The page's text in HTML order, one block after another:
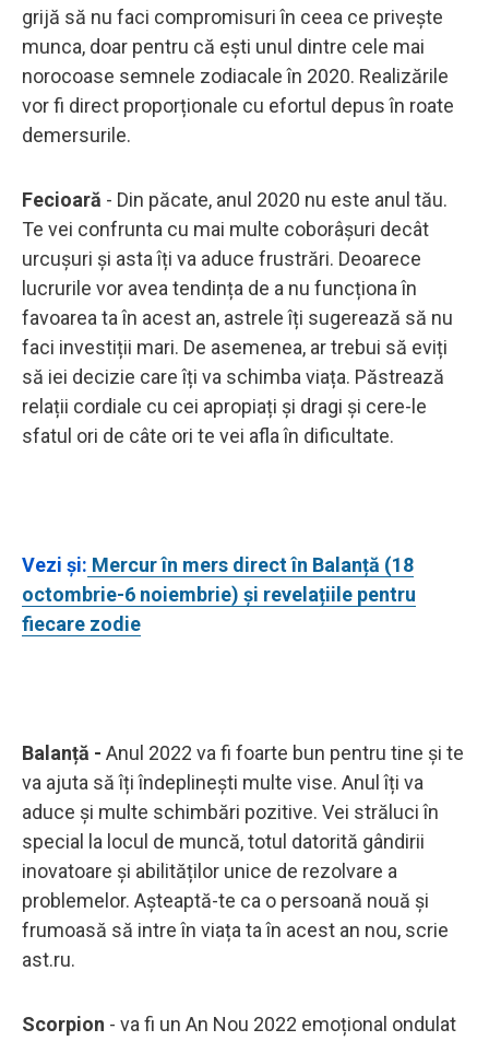
grijă să nu faci compromisuri în ceea ce privește
munca, doar pentru că ești unul dintre cele mai
norocoase semnele zodiacale în 2020. Realizările
vor fi direct proporționale cu efortul depus în roate
demersurile.
Fecioară - Din păcate, anul 2020 nu este anul tău.
Te vei confrunta cu mai multe coborâșuri decât
urcușuri și asta îți va aduce frustrări. Deoarece
lucrurile vor avea tendința de a nu funcționa în
favoarea ta în acest an, astrele îți sugerează să nu
faci investiții mari. De asemenea, ar trebui să eviți
să iei decizie care îți va schimba viața. Păstrează
relații cordiale cu cei apropiați și dragi și cere-le
sfatul ori de câte ori te vei afla în dificultate.
Vezi și: Mercur în mers direct în Balanță (18
octombrie-6 noiembrie) și revelațiile pentru
fiecare zodie
Balanță - Anul 2022 va fi foarte bun pentru tine și te
va ajuta să îți îndeplinești multe vise. Anul îți va
aduce și multe schimbări pozitive. Vei străluci în
special la locul de muncă, totul datorită gândirii
inovatoare și abilităților unice de rezolvare a
problemelor. Așteaptă-te ca o persoană nouă și
frumoasă să intre în viața ta în acest an nou, scrie
ast.ru.
Scorpion - va fi un An Nou 2022 emoțional ondulat